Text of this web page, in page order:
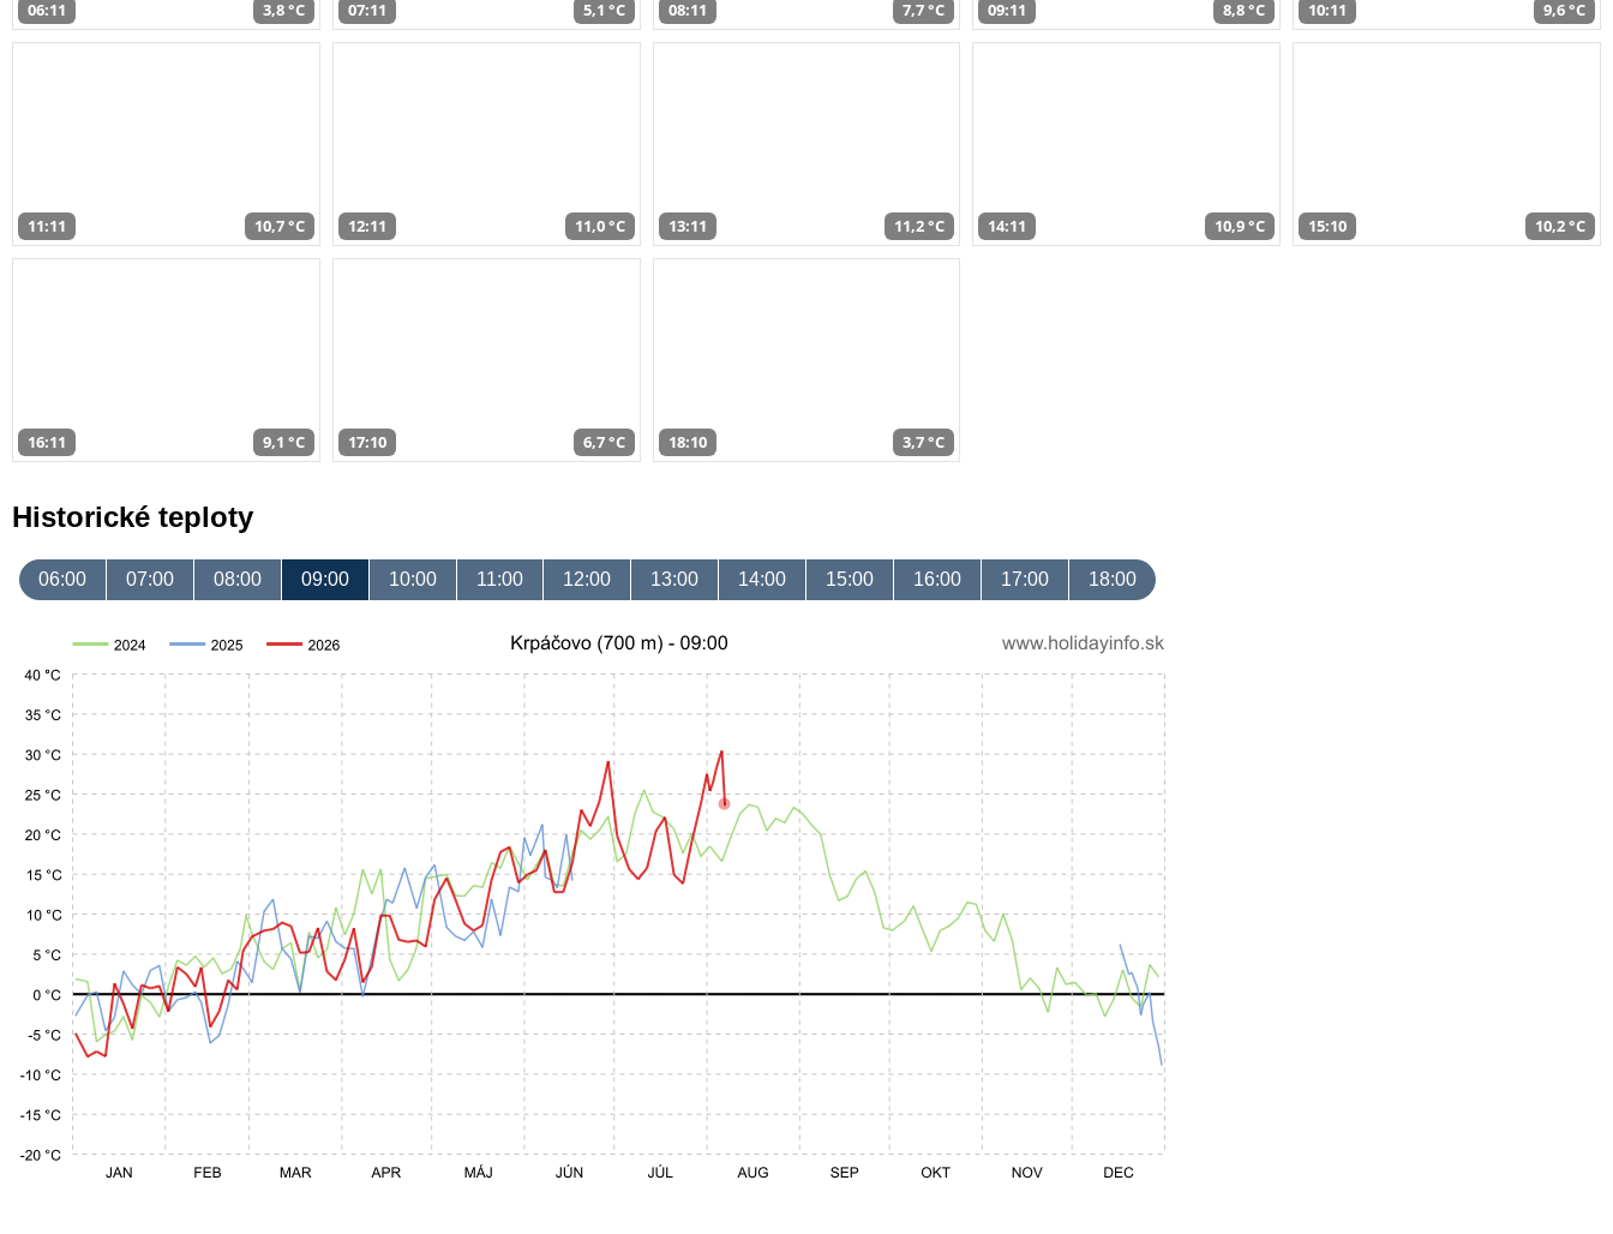
06:11 3,8 °C 07:11 5,1 °C 08:11 7,7 °C 09:11 8,8 °C 10:11 9,6 °C
11:11 10,7 °C 12:11 11,0 °C 13:11 11,2 °C 14:11 10,9 °C 15:10 10,2 °C
16:11 9,1 °C 17:10 6,7 °C 18:10 3,7 °C
Historické teploty
06:00 07:00 08:00 09:00 10:00 11:00 12:00 13:00 14:00 15:00 16:00 17:00 18:00